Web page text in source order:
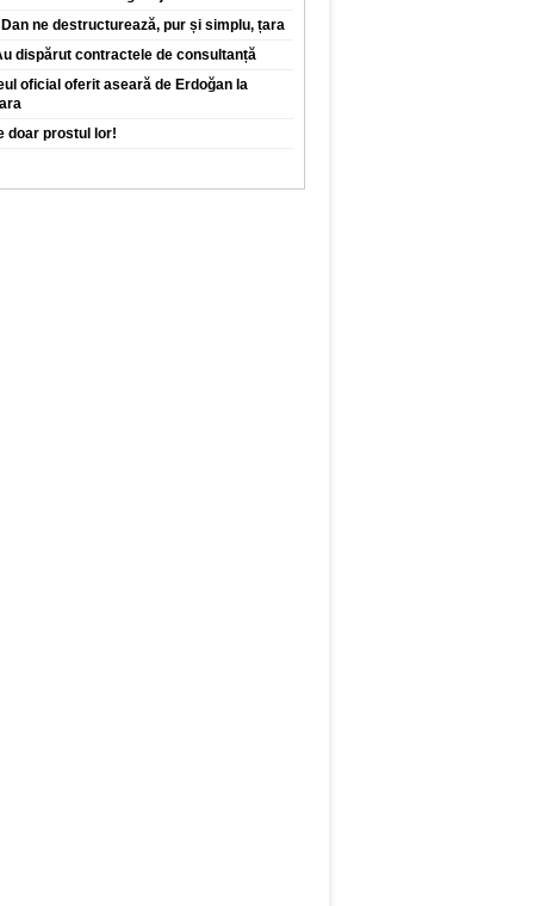
ne destructurează, pur și simplu, țara
dispărut contractele de consultanță
oficial oferit aseară de Erdoğan la
doar prostul lor!